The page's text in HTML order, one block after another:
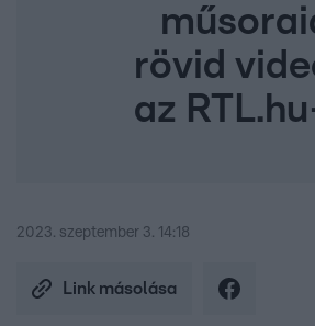
rövid
az
2023. szeptember 3. 14:18
Link másolása